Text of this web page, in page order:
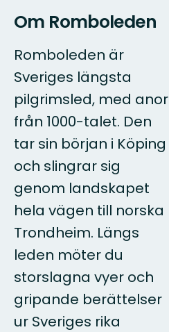
Om Romboleden
Romboleden är
Sveriges längsta
pilgrimsled, med anor
från 1000-talet. Den
tar sin början i Köping
och slingrar sig
genom landskapet
hela vägen till norska
Trondheim. Längs
leden möter du
storslagna vyer och
gripande berättelser
ur Sveriges rika